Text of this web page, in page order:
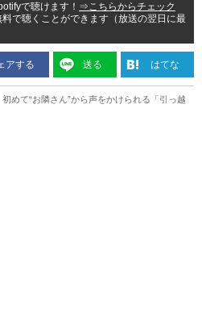
で聴けます！ ⇒こちらからチェック
で聴くことができます（放送の翌日に最
アする 送る はてな
めて“お隣さん”から声をかけられる「引っ越